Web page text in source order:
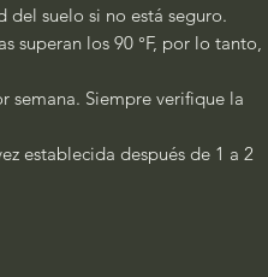
del suelo si no está seguro.
superan los 90 °F, por lo tanto,
semana. Siempre verifique la
establecida después de 1 a 2